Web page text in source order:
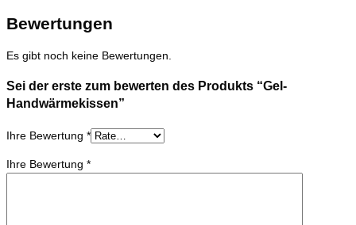
Bewertungen
Es gibt noch keine Bewertungen.
Sei der erste zum bewerten des Produkts “Gel-
Handwärmekissen”
Ihre Bewertung *
Ihre Bewertung *